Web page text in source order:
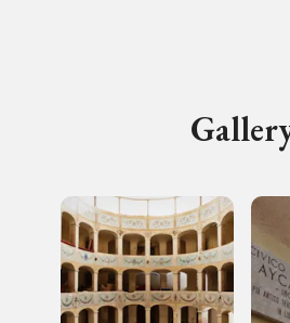
Accedi alle informazioni per
organizzati